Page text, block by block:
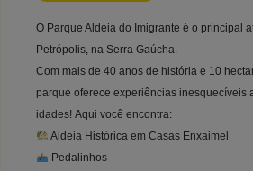
O Parque Aldeia do Imigrante é o principal
Petrópolis, na Serra Gaúcha.
Com mais de 40 anos de história e 10
parque oferece experiências inesquecíveis
idades! Aqui você encontra:
Aldeia Histórica em Casas Enxaimel
Pedalinhos